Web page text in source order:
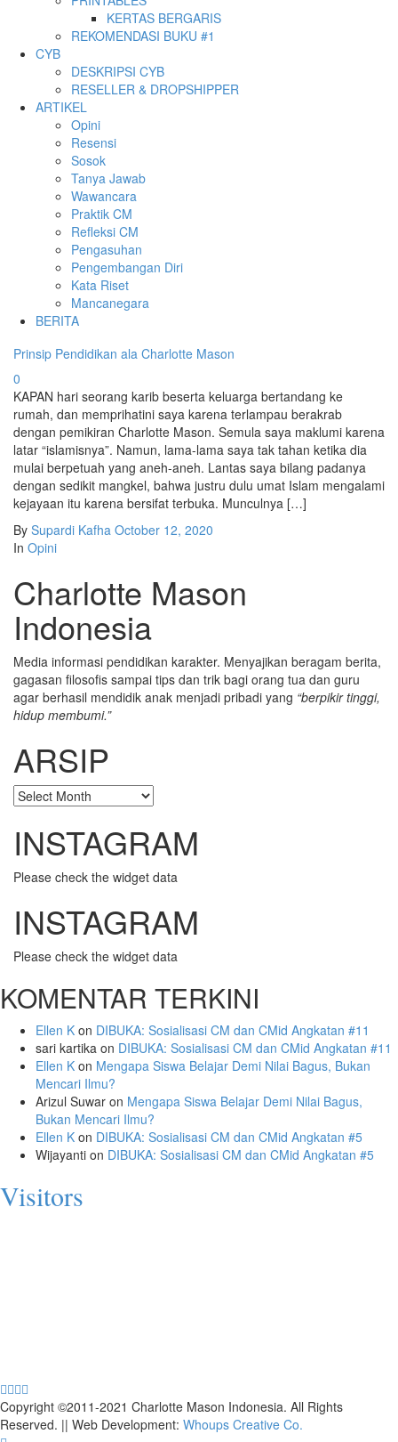
KERTAS BERGARIS
REKOMENDASI BUKU #1
CYB
DESKRIPSI CYB
RESELLER & DROPSHIPPER
ARTIKEL
Opini
Resensi
Sosok
Tanya Jawab
Wawancara
Praktik CM
Refleksi CM
Pengasuhan
Pengembangan Diri
Kata Riset
Mancanegara
BERITA
Prinsip Pendidikan ala Charlotte Mason
0
KAPAN hari seorang karib beserta keluarga bertandang ke
rumah, dan memprihatini saya karena terlampau berakrab
dengan pemikiran Charlotte Mason. Semula saya maklumi karena
latar “islamisnya”. Namun, lama-lama saya tak tahan ketika dia
mulai berpetuah yang aneh-aneh. Lantas saya bilang padanya
dengan sedikit mangkel, bahwa justru dulu umat Islam mengalami
kejayaan itu karena bersifat terbuka. Munculnya […]
By Supardi Kafha October 12, 2020
In Opini
Charlotte Mason
Indonesia
Media informasi pendidikan karakter. Menyajikan beragam berita,
gagasan filosofis sampai tips dan trik bagi orang tua dan guru
agar berhasil mendidik anak menjadi pribadi yang “berpikir tinggi,
hidup membumi.”
ARSIP
ARSIP
INSTAGRAM
Please check the widget data
INSTAGRAM
Please check the widget data
KOMENTAR TERKINI
Ellen K on DIBUKA: Sosialisasi CM dan CMid Angkatan #11
sari kartika on DIBUKA: Sosialisasi CM dan CMid Angkatan #11
Ellen K on Mengapa Siswa Belajar Demi Nilai Bagus, Bukan
Mencari Ilmu?
Arizul Suwar on Mengapa Siswa Belajar Demi Nilai Bagus,
Bukan Mencari Ilmu?
Ellen K on DIBUKA: Sosialisasi CM dan CMid Angkatan #5
Wijayanti on DIBUKA: Sosialisasi CM dan CMid Angkatan #5
Visitors
Copyright ©2011-2021 Charlotte Mason Indonesia. All Rights
Reserved. || Web Development: Whoups Creative Co.